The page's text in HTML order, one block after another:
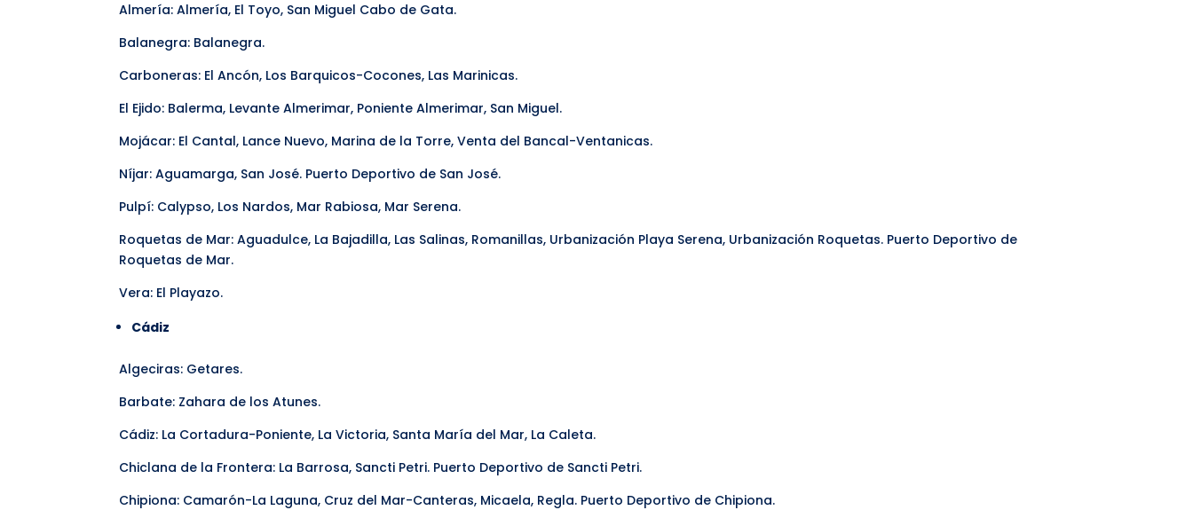
Almería: Almería, El Toyo, San Miguel Cabo de Gata.
Balanegra: Balanegra.
Carboneras: El Ancón, Los Barquicos-Cocones, Las Marinicas.
El Ejido: Balerma, Levante Almerimar, Poniente Almerimar, San Miguel.
Mojácar: El Cantal, Lance Nuevo, Marina de la Torre, Venta del Bancal-Ventanicas.
Níjar: Aguamarga, San José. Puerto Deportivo de San José.
Pulpí: Calypso, Los Nardos, Mar Rabiosa, Mar Serena.
Roquetas de Mar: Aguadulce, La Bajadilla, Las Salinas, Romanillas, Urbanización Playa Serena, Urbanización Roquetas. Puerto Deportivo de
Roquetas de Mar.
Vera: El Playazo.
Cádiz
Algeciras: Getares.
Barbate: Zahara de los Atunes.
Cádiz: La Cortadura-Poniente, La Victoria, Santa María del Mar, La Caleta.
Chiclana de la Frontera: La Barrosa, Sancti Petri. Puerto Deportivo de Sancti Petri.
Chipiona: Camarón-La Laguna, Cruz del Mar-Canteras, Micaela, Regla. Puerto Deportivo de Chipiona.